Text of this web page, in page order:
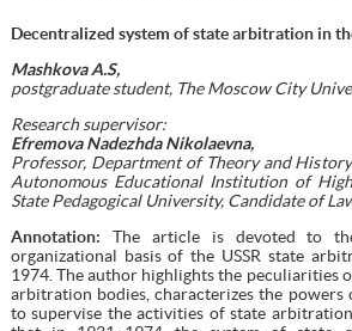
Decentralized system of state arbitration in
Mashkova A.S,
postgraduate student, The Moscow City
Research supervisor:
Efremova Nadezhda Nikolaevna,
Professor, Department of Theory and
Autonomous Educational Institution of
State Pedagogical University, Candidate of
Annotation: The article is devoted to
organizational basis of the USSR state
1974. The author highlights the peculiarities
arbitration bodies, characterizes the powers
to supervise the activities of state